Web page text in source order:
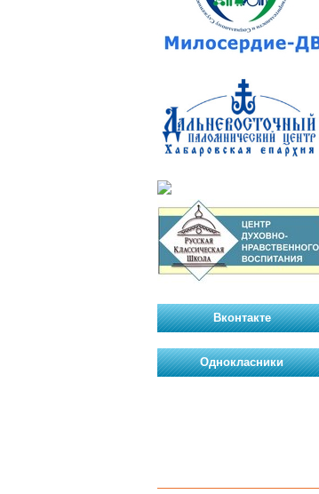
Вконтакте
Однокласники